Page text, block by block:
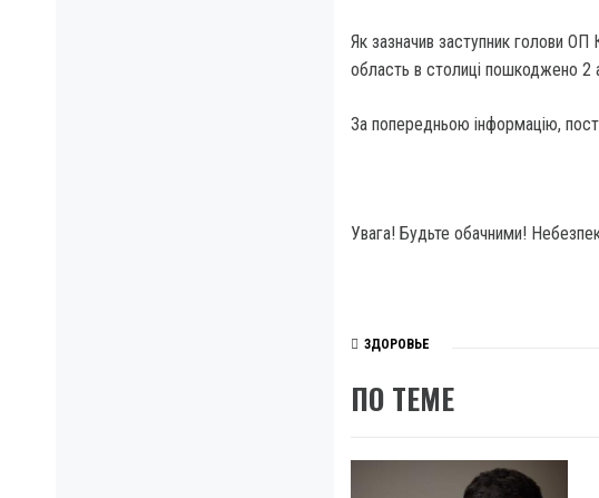
Як зазначив заступник голови
область в столиці пошкоджено 2
За попередньою інформацію,
Увага! Будьте обачними!
ЗДОРОВЬЕ
ПО ТЕМЕ